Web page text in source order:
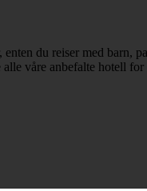
du reiser med barn,
våre anbefalte hotell